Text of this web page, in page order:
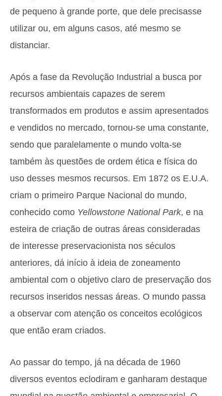
de pequeno à grande porte, que dele precisasse
utilizar ou, em alguns casos, até mesmo se
distanciar.
Após a fase da Revolução Industrial a busca por
recursos ambientais capazes de serem
transformados em produtos e assim apresentados
e vendidos no mercado, tornou-se uma constante,
sendo que paralelamente o mundo volta-se
também às questões de ordem ética e física do
uso desses mesmos recursos. Em 1872 os E.U.A.
criam o primeiro Parque Nacional do mundo,
conhecido como Yellowstone National Park, e na
esteira de criação de outras áreas consideradas
de interesse preservacionista nos séculos
anteriores, dá início à ideia de zoneamento
ambiental com o objetivo claro de preservação dos
recursos inseridos nessas áreas. O mundo passa
a observar com atenção os conceitos ecológicos
que então eram criados.
Ao passar do tempo, já na década de 1960
diversos eventos eclodiram e ganharam destaque